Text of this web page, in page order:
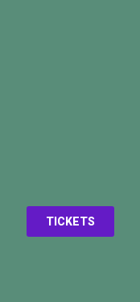
TICKETS